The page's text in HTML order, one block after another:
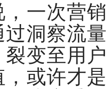
，一次营
过洞察流
裂变至用
或许才